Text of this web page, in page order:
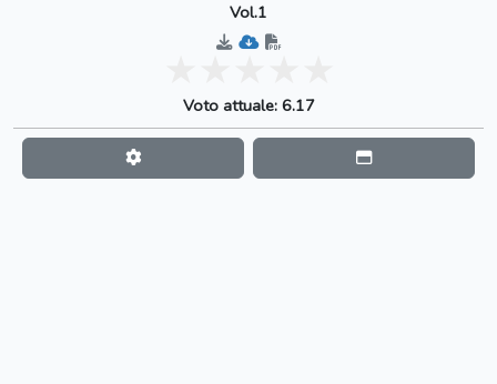
Vol.1
Voto attuale: 6.17